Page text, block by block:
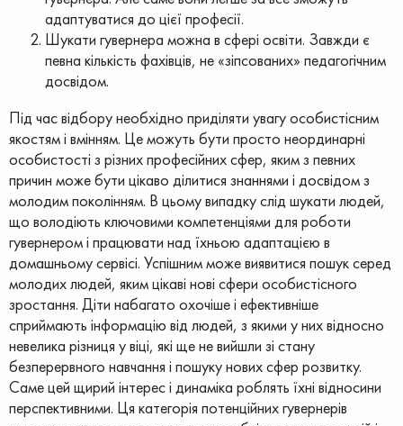
адаптуватися до цієї професії.
Шукати гувернера можна в сфері освіти. Завжди є
певна кількість фахівців, не «зіпсованих» педагогічним
досвідом.
Під час відбору необхідно приділяти увагу особистісним
якостям і вмінням. Це можуть бути просто неординарні
особистості з різних професійних сфер, яким з певних
причин може бути цікаво ділитися знаннями і досвідом з
молодим поколінням. В цьому випадку слід шукати людей,
що володіють ключовими компетенціями для роботи
гувернером і працювати над їхньою адаптацією в
домашньому сервісі. Успішним може виявитися пошук серед
молодих людей, яким цікаві нові сфери особистісного
зростання. Діти набагато охочіше і ефективніше
сприймають інформацію від людей, з якими у них відносно
невелика різниця у віці, які ще не вийшли зі стану
безперервного навчання і пошуку нових сфер розвитку.
Саме цей щирий інтерес і динаміка роблять їхні відносини
перспективними. Ця категорія потенційних гувернерів